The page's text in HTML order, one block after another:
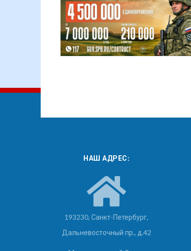
НАШ АДРЕС:
193230, Санкт-Петербург,
Дальневосточный пр., д.42